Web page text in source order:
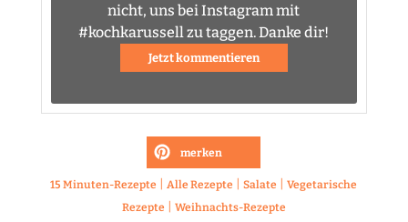
nicht, uns bei Instagram mit
#kochkarussell zu taggen. Danke dir!
Jetzt kommentieren
merken
15 Minuten-Rezepte |Alle Rezepte |Salate |Vegetarische
Rezepte
Weihnachts-Rezepte